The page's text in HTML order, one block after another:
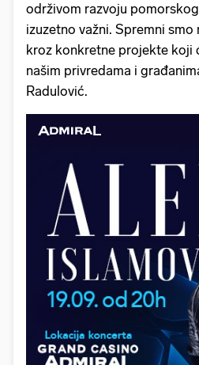
održivom razvoju
izuzetno važni. Spremni smo
kroz konkretne projekte koji
našim privredama i
Radulović.